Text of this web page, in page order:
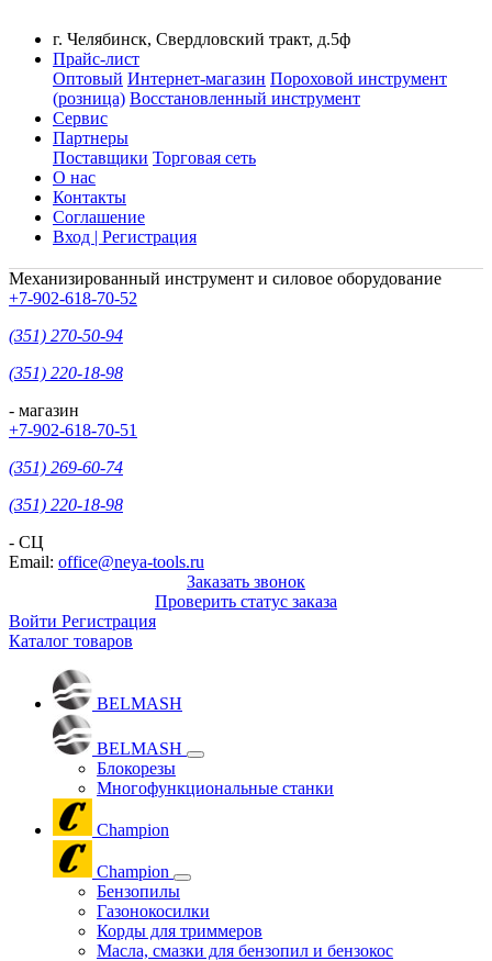
г. Челябинск, Свердловский тракт, д.5ф
Прайс-лист
Оптовый Интернет-магазин Пороховой инструмент
(розница) Восстановленный инструмент
Сервис
Партнеры
Поставщики Торговая сеть
О нас
Контакты
Соглашение
Вход | Регистрация
Механизированный инструмент и силовое оборудование
+7-902-618-70-52
(351) 270-50-94
(351) 220-18-98
- магазин
+7-902-618-70-51
(351) 269-60-74
(351) 220-18-98
- СЦ
Email: office@neya-tools.ru
Заказать звонок
Проверить статус заказа
Войти Регистрация
Каталог товаров
BELMASH
BELMASH
Блокорезы
Многофункциональные станки
Champion
Champion
Бензопилы
Газонокосилки
Корды для триммеров
Масла, смазки для бензопил и бензокос